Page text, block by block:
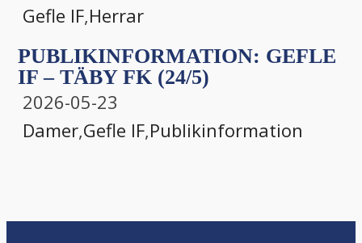
Gefle IF,Herrar
PUBLIKINFORMATION: GEFLE
IF – TÄBY FK (24/5)
2026-05-23
Damer,Gefle IF,Publikinformation